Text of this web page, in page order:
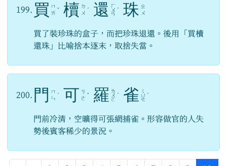
199. 買 ㄇ
ㄞ ˇ 櫝 ㄉ
ㄨ ˊ 還 ㄏ
ㄨ
ㄢ
ˊ 珠 ㄓ
ㄨ
買了裝珍珠的盒子，而把珍珠退還。後用「買櫝
還珠」比喻捨本逐末，取捨失當。
200. 門
ㄇ
ㄣ ˊ 可 ㄎ
ㄜ ˇ 羅 ㄌ
ㄨ
ㄛ
ˊ 雀 ㄑ
ㄩ
ㄝ
ˋ
門前冷清，空曠得可張網捕雀。形容做官的人失
勢後賓客稀少的景況。